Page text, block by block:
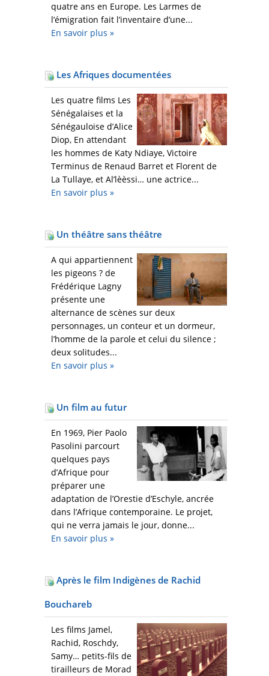
quatre ans en Europe. Les Larmes de
l’émigration fait l’inventaire d’une...
En savoir plus »
Les Afriques documentées
Les quatre films Les
Sénégalaises et la
Sénégauloise d’Alice
Diop, En attendant
les hommes de Katy Ndiaye, Victoire
Terminus de Renaud Barret et Florent de
La Tullaye, et Al’lèèssi… une actrice...
En savoir plus »
Un théâtre sans théâtre
A qui appartiennent
les pigeons ? de
Frédérique Lagny
présente une
alternance de scènes sur deux
personnages, un conteur et un dormeur,
l’homme de la parole et celui du silence ;
deux solitudes...
En savoir plus »
Un film au futur
En 1969, Pier Paolo
Pasolini parcourt
quelques pays
d’Afrique pour
préparer une
adaptation de l’Orestie d’Eschyle, ancrée
dans l’Afrique contemporaine. Le projet,
qui ne verra jamais le jour, donne...
En savoir plus »
Après le film Indigènes de Rachid
Bouchareb
Les films Jamel,
Rachid, Roschdy,
Samy… petits-fils de
tirailleurs de Morad